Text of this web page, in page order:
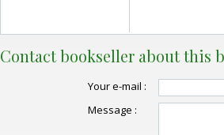
Contact bookseller about this
Your e-mail :
Message :